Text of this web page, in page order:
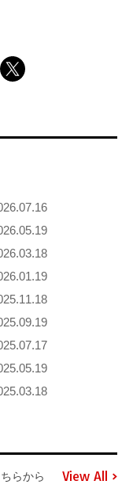
らから View All